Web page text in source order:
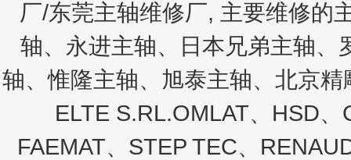
厂/东莞主轴维修厂, 主要维修的
轴、永进主轴、日本兄弟主轴、
轴、惟隆主轴、旭泰主轴、北京
ELTE S.RL.OMLAT、HSD
FAEMAT、STEP TEC、